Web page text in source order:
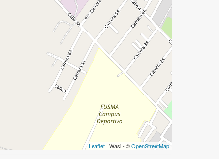
Leaflet | Wasi - ©OpenStreetMap